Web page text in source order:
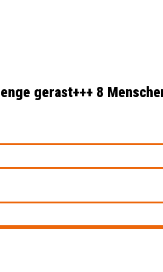
gerast+++ 8